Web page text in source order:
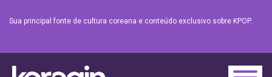
Sua principal fonte de cultura coreana e conteúdo exclusivo sobre KPOP.